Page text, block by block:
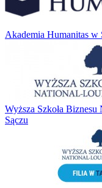
Akademia Humanitas w
Wyższa Szkoła
Sączu